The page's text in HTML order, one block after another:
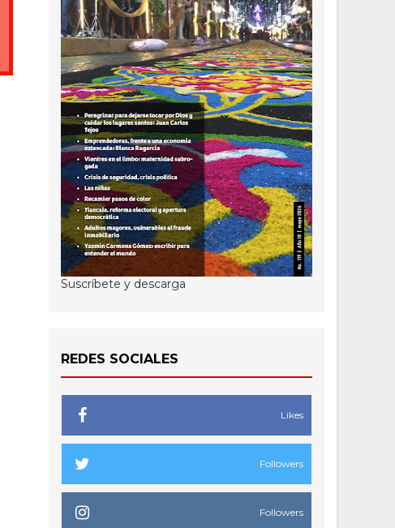
Suscríbete y descarga
REDES SOCIALES
Likes
Followers
Followers